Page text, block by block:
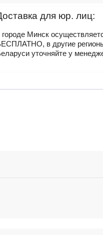
для юр. лиц:
городе Минск
в другие
уточняйте у